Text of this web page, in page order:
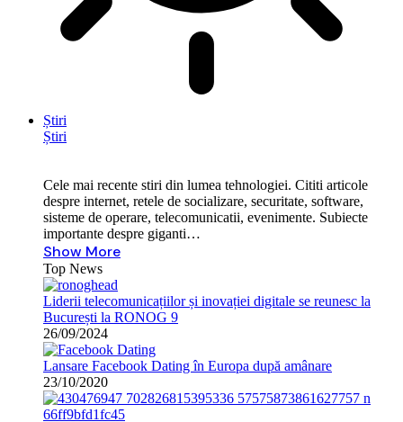
Știri
Știri
Cele mai recente stiri din lumea tehnologiei. Cititi articole
despre internet, retele de socializare, securitate, software,
sisteme de operare, telecomunicatii, evenimente. Subiecte
importante despre giganti…
Show More
Top News
Liderii telecomunicațiilor și inovației digitale se reunesc la
București la RONOG 9
26/09/2024
Lansare Facebook Dating în Europa după amânare
23/10/2020